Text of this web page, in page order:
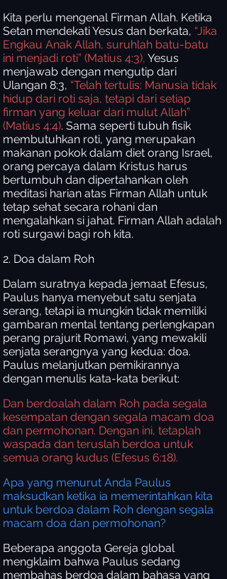
Kita perlu mengenal Firman Allah. Ketika
Setan mendekati Yesus dan berkata, “Jika
Engkau Anak Allah, suruhlah batu-batu
ini menjadi roti” (Matius 4:3), Yesus
menjawab dengan mengutip dari
Ulangan 8:3, “Telah tertulis: Manusia tidak
hidup dari roti saja, tetapi dari setiap
firman yang keluar dari mulut Allah”
(Matius 4:4). Sama seperti tubuh fisik
membutuhkan roti, yang merupakan
makanan pokok dalam diet orang Israel,
orang percaya dalam Kristus harus
bertumbuh dan dipertahankan oleh
meditasi harian atas Firman Allah untuk
tetap sehat secara rohani dan
mengalahkan si jahat. Firman Allah adalah
roti surgawi bagi roh kita.
2. Doa dalam Roh
Dalam suratnya kepada jemaat Efesus,
Paulus hanya menyebut satu senjata
serang, tetapi ia mungkin tidak memiliki
gambaran mental tentang perlengkapan
perang prajurit Romawi, yang mewakili
senjata serangnya yang kedua: doa.
Paulus melanjutkan pemikirannya
dengan menulis kata-kata berikut:
Dan berdoalah dalam Roh pada segala
kesempatan dengan segala macam doa
dan permohonan. Dengan ini, tetaplah
waspada dan teruslah berdoa untuk
semua orang kudus (Efesus 6:18).
Apa yang menurut Anda Paulus
maksudkan ketika ia memerintahkan kita
untuk berdoa dalam Roh dengan segala
macam doa dan permohonan?
Beberapa anggota Gereja global
mengklaim bahwa Paulus sedang
membahas berdoa dalam bahasa yang